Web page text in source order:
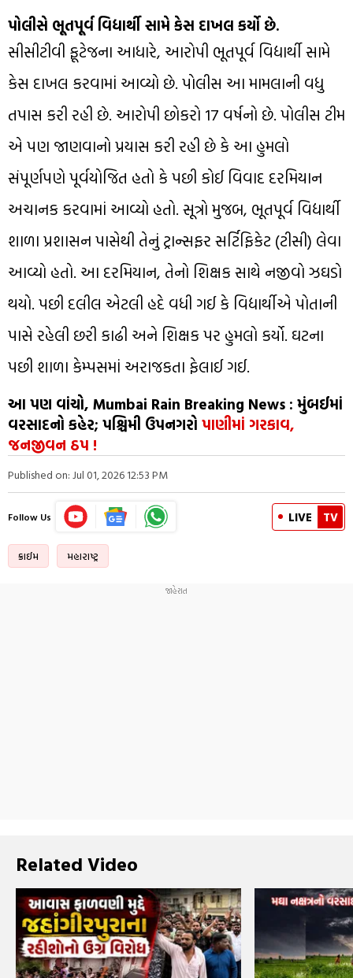
પોલીસે ભૂતપૂર્વ વિદ્યાર્થી સામે કેસ દાખલ કર્યો છે.
સીસીટીવી ફૂટેજના આધારે, આરોપી ભૂતપૂર્વ વિદ્યાર્થી સામે
કેસ દાખલ કરવામાં આવ્યો છે. પોલીસ આ મામલાની વધુ
તપાસ કરી રહી છે. આરોપી છોકરો 17 વર્ષનો છે. પોલીસ ટીમ
એ પણ જાણવાનો પ્રયાસ કરી રહી છે કે આ હુમલો
સંપૂર્ણપણે પૂર્વયોજિત હતો કે પછી કોઈ વિવાદ દરમિયાન
અચાનક કરવામાં આવ્યો હતો. સૂત્રો મુજબ, ભૂતપૂર્વ વિદ્યાર્થી
શાળા પ્રશાસન પાસેથી તેનું ટ્રાન્સફર સર્ટિફિકેટ (ટીસી) લેવા
આવ્યો હતો. આ દરમિયાન, તેનો શિક્ષક સાથે નજીવો ઝઘડો
થયો. પછી દલીલ એટલી હદે વધી ગઈ કે વિદ્યાર્થીએ પોતાની
પાસે રહેલી છરી કાઢી અને શિક્ષક પર હુમલો કર્યો. ઘટના
પછી શાળા કેમ્પસમાં અરાજકતા ફેલાઈ ગઈ.
આ પણ વાંચો, Mumbai Rain Breaking News : મુંબઈમાં
વરસાદનો કહેર; પશ્ચિમી ઉપનગરો પાણીમાં ગરકાવ,
જનજીવન ઠપ !
Published on: Jul 01, 2026 12:53 PM
Follow Us LIVE TV
ક્રાઈમ મહારાષ્ટ્ર
Related Video